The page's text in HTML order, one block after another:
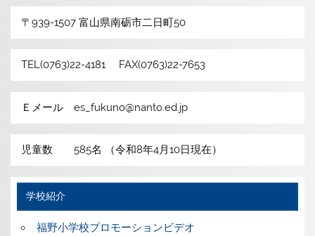
〒939-1507 富山県南砺市二日町50
TEL(0763)22-4181 FAX(0763)22-7653
Ｅメール es_fukuno@nanto.ed.jp
児童数 585名 （令和8年4月10日現在）
学校紹介
福野小学校プロモーションビデオ